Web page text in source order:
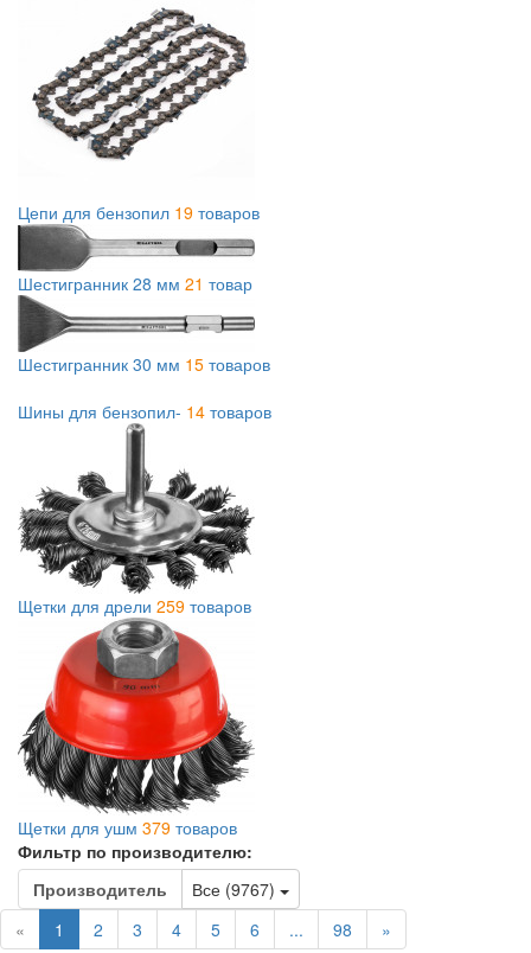
Цепи для бензопил 19 товаров
Шестигранник 28 мм 21 товар
Шестигранник 30 мм 15 товаров
Шины для бензопил- 14 товаров
Щетки для дрели 259 товаров
Щетки для ушм 379 товаров
Фильтр по производителю:
Производитель
Все (9767) Toggle Dropdown
«
1 (current)
2 3 4 5 6 ... 98
»